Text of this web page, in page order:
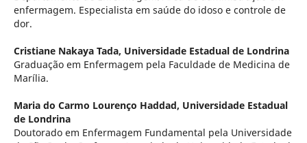
enfermagem. Especialista em saúde do idoso e controle de
dor.
Cristiane Nakaya Tada, Universidade Estadual de Londrina
Graduação em Enfermagem pela Faculdade de Medicina de
Marília.
Maria do Carmo Lourenço Haddad, Universidade Estadual
de Londrina
Doutorado em Enfermagem Fundamental pela Universidade